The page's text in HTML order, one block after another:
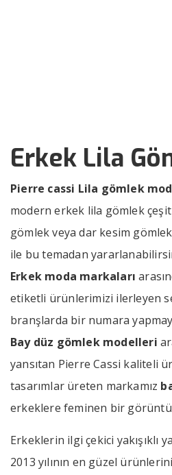
Erkek Lila
Pierre cassi Lila gömlek
modern erkek lila gömlek
gömlek veya dar kesim
ile bu temadan
Erkek moda markaları
etiketli ürünlerimizi ilerleyen
branşlarda bir numara
Bay düz gömlek modelleri
yansıtan Pierre Cassi kaliteli
tasarımlar üreten markamız
erkeklere feminen bir
Erkeklerin ilgi çekici yakışıklı
2013 yılının en güzel